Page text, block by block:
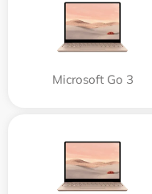
Microsoft Go 3